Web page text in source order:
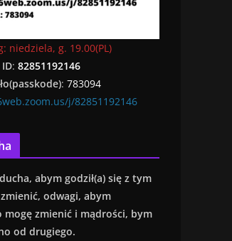
niedziela, g. 19.00(PL)
ID: 82851192146
: 783094
j/82851192146
abym godził(a) się z tym
odwagi, abym
mogę zmienić i mądrości, bym
od drugiego.